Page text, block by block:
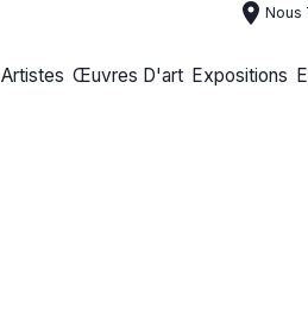
place Nous
Artistes Œuvres D'art Expositions